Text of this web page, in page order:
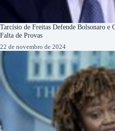
Tarcísio de Freitas Defende Bolsonaro e
Falta de Provas
22 de novembro de 2024